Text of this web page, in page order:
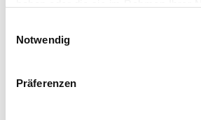
Notwendig
Präferenzen
loadingjobninja.com